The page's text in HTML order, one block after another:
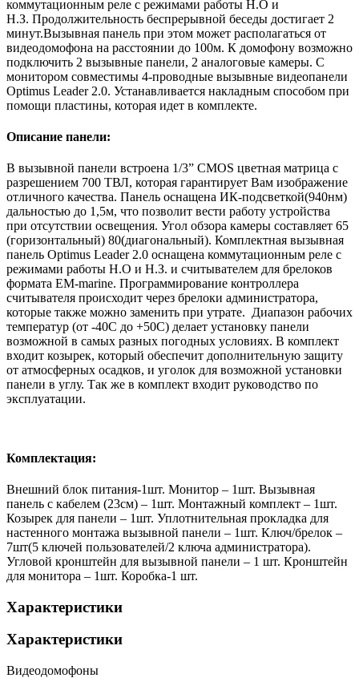
коммутационным реле с режимами работы Н.О и
Н.З. Продолжительность беспрерывной беседы достигает 2
минут.Вызывная панель при этом может располагаться от
видеодомофона на расстоянии до 100м. К домофону возможно
подключить 2 вызывные панели, 2 аналоговые камеры. С
монитором совместимы 4-проводные вызывные видеопанели
Optimus Leader 2.0. Устанавливается накладным способом при
помощи пластины, которая идет в комплекте.
Описание панели:
В вызывной панели встроена 1/3” CMOS цветная матрица с
разрешением 700 ТВЛ, которая гарантирует Вам изображение
отличного качества. Панель оснащена ИК-подсветкой(940нм)
дальностью до 1,5м, что позволит вести работу устройства
при отсутствии освещения. Угол обзора камеры составляет 65
(горизонтальный) 80(диагональный). Комплектная вызывная
панель Optimus Leader 2.0 оснащена коммутационным реле с
режимами работы Н.О и Н.З. и считывателем для брелоков
формата EM-marine. Программирование контроллера
считывателя происходит через брелоки администратора,
которые также можно заменить при утрате. Диапазон рабочих
температур (от -40С до +50С) делает установку панели
возможной в самых разных погодных условиях. В комплект
входит козырек, который обеспечит дополнительную защиту
от атмосферных осадков, и уголок для возможной установки
панели в углу. Так же в комплект входит руководство по
эксплуатации.
Комплектация:
Внешний блок питания-1шт. Монитор – 1шт. Вызывная
панель с кабелем (23см) – 1шт. Монтажный комплект – 1шт.
Козырек для панели – 1шт. Уплотнительная прокладка для
настенного монтажа вызывной панели – 1шт. Ключ/брелок –
7шт(5 ключей пользователей/2 ключа администратора).
Угловой кронштейн для вызывной панели – 1 шт. Кронштейн
для монитора – 1шт. Коробка-1 шт.
Характеристики
Характеристики
Видеодомофоны